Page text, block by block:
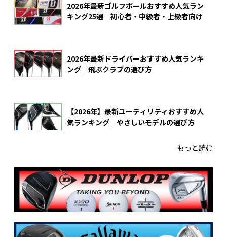
2026年最新ゴルフボールおすすめ人気ラン
キング25選｜初心者・中級者・上級者向け
2026年最新ドライバーおすすめ人気ランキ
ング｜飛ぶクラブの選び方
【2026年】最新ユーティリティおすすめ人
気ランキング｜やさしいモデルの選び方
もっと読む